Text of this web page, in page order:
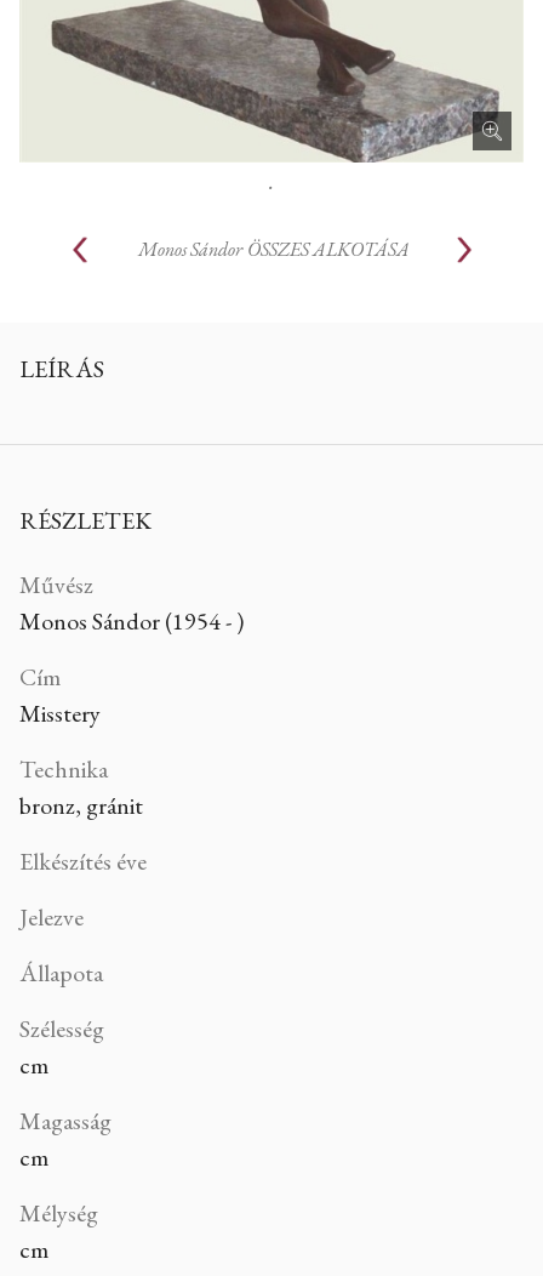
.
Monos Sándor ÖSSZES ALKOTÁSA
LEÍRÁS
RÉSZLETEK
Művész
Monos Sándor (1954 - )
Cím
Misstery
Technika
bronz, gránit
Elkészítés éve
Jelezve
Állapota
Szélesség
cm
Magasság
cm
Mélység
cm